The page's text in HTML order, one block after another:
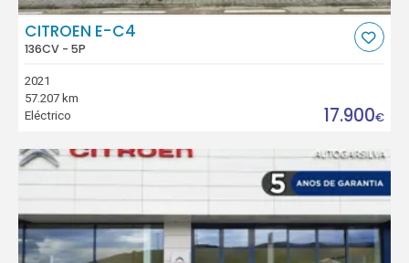
CITROEN E-C4
136CV - 5P
2021
57.207 km
Eléctrico
17.900€